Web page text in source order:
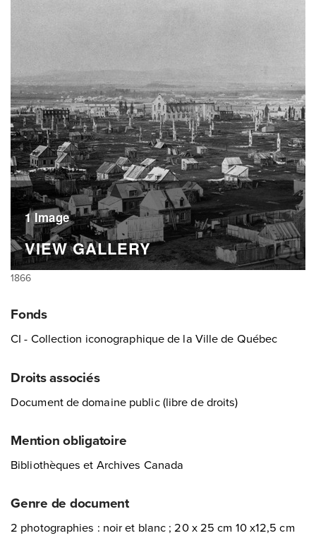
1 Image
VIEW GALLERY
1866
Fonds
CI - Collection iconographique de la Ville de Québec
Droits associés
Document de domaine public (libre de droits)
Mention obligatoire
Bibliothèques et Archives Canada
Genre de document
2 photographies : noir et blanc ; 20 x 25 cm 10 x12,5 cm